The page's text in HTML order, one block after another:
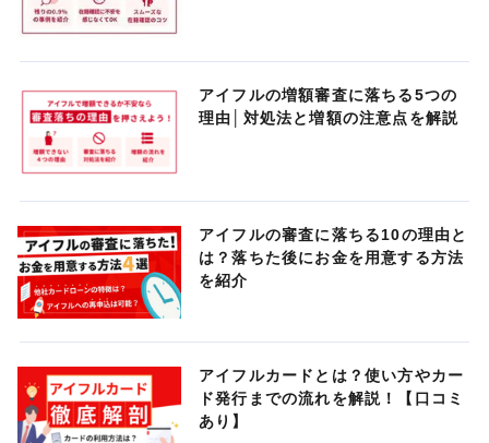
アイフルの増額審査に落ちる5つの
理由│対処法と増額の注意点を解説
アイフルの審査に落ちる10の理由と
は？落ちた後にお金を用意する方法
を紹介
アイフルカードとは？使い方やカー
ド発行までの流れを解説！【口コミ
あり】